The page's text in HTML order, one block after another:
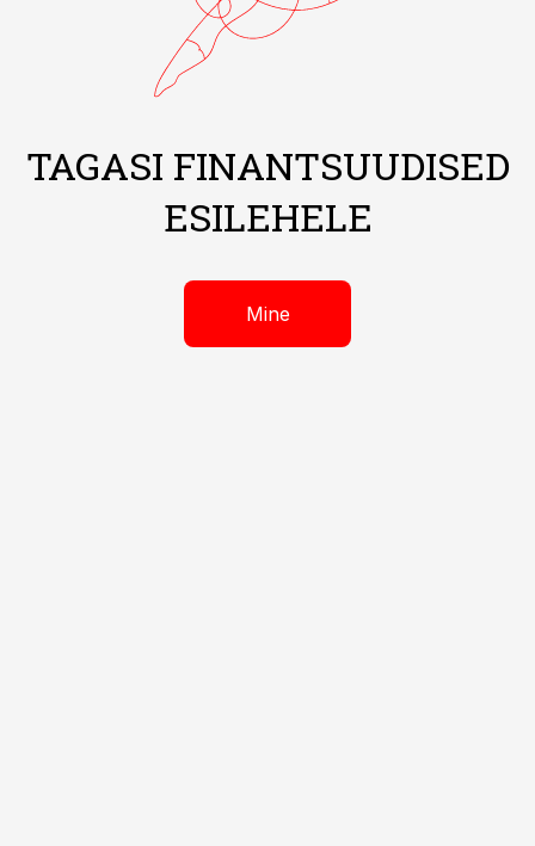
TAGASI FINANTSUUDISED
ESILEHELE
Mine